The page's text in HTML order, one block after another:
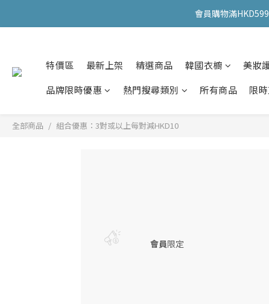
會員購物滿
會員購物滿
會員購物滿
特價區 最新上架 精選商品 韓國衣櫥 美妝
品牌限時優惠
熱門搜尋類別 所有商品 限
全部商品 組合優惠：3對或以上每對減HKD10
會員限定